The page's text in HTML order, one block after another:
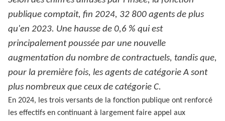
publique comptait, fin 2024, 32 800 agents de plus
qu'en 2023. Une hausse de 0,6 % qui est
principalement poussée par une nouvelle
augmentation du nombre de contractuels, tandis que,
pour la première fois, les agents de catégorie A sont
plus nombreux que ceux de catégorie C.
En 2024, les trois versants de la fonction publique ont renforcé
les effectifs en continuant à largement faire appel aux